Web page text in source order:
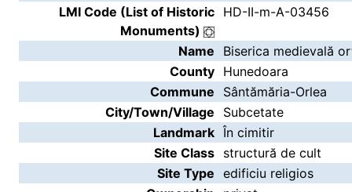
LMI Code (List of Historic
Monuments)
HD-II-m-A-03456
Name
Biserica medievală
County Hunedoara
Commune
Sântămăria-Orlea
City/Town/Village
Subcetate
Landmark În cimitir
Site Class structură de cult
Site Type edificiu religios